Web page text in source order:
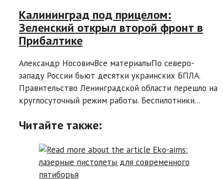
Калининград под прицелом:
Зеленский открыл второй фронт в
Прибалтике
Александр НосовичВсе материалыПо северо-
западу России бьют десятки украинских БПЛА.
Правительство Ленинградской области перешло на
круглосуточный режим работы. Беспилотники...
Читайте также: